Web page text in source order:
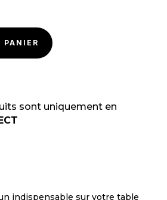
PANIER
sont uniquement en
indispensable sur votre table